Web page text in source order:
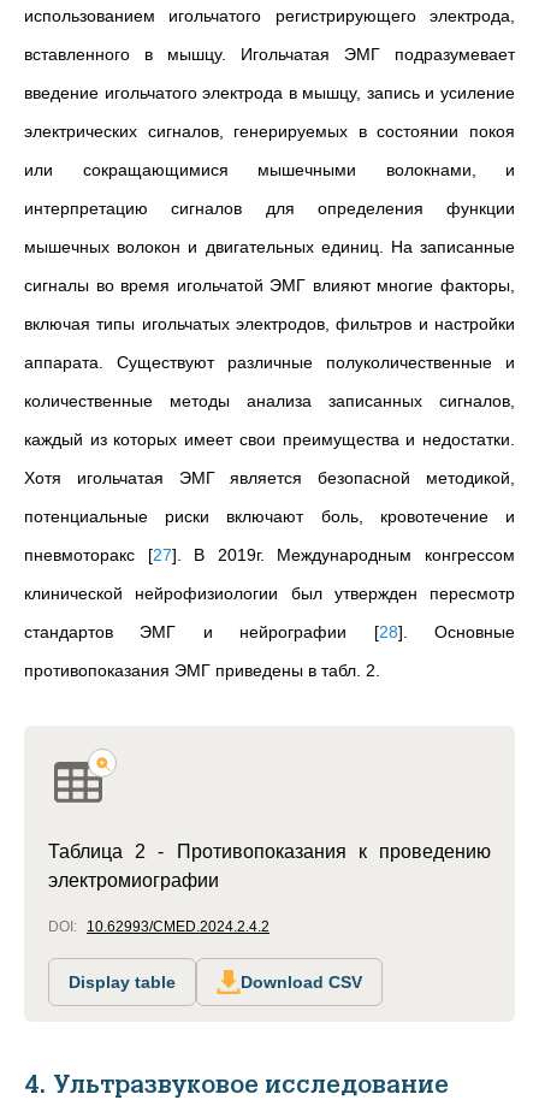
использованием игольчатого регистрирующего электрода,
вставленного в мышцу. Игольчатая ЭМГ подразумевает
введение игольчатого электрода в мышцу, запись и усиление
электрических сигналов, генерируемых в состоянии покоя
или сокращающимися мышечными волокнами, и
интерпретацию сигналов для определения функции
мышечных волокон и двигательных единиц. На записанные
сигналы во время игольчатой ЭМГ влияют многие факторы,
включая типы игольчатых электродов, фильтров и настройки
аппарата. Существуют различные полуколичественные и
количественные методы анализа записанных сигналов,
каждый из которых имеет свои преимущества и недостатки.
Хотя игольчатая ЭМГ является безопасной методикой,
потенциальные риски включают боль, кровотечение и
пневмоторакс [27] . В 2019г. Международным конгрессом
клинической нейрофизиологии был утвержден пересмотр
стандартов ЭМГ и нейрографии [28] . Основные
противопоказания ЭМГ приведены в табл. 2.
Таблица 2 - Противопоказания к проведению
электромиографии
DOI: 10.62993/CMED.2024.2.4.2
Display table Download CSV
4. Ультразвуковое исследование